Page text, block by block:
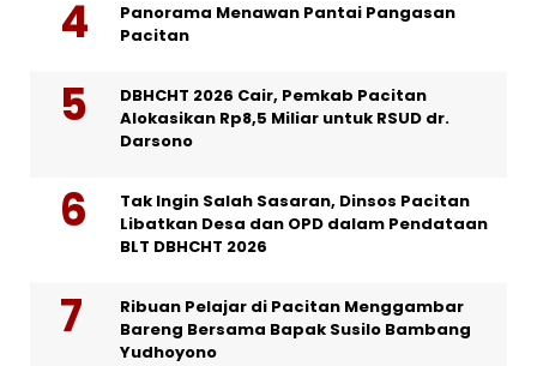
Panorama Menawan Pantai Pangasan
Pacitan
DBHCHT 2026 Cair, Pemkab Pacitan
Alokasikan Rp8,5 Miliar untuk RSUD dr.
Darsono
Tak Ingin Salah Sasaran, Dinsos Pacitan
Libatkan Desa dan OPD dalam Pendataan
BLT DBHCHT 2026
Ribuan Pelajar di Pacitan Menggambar
Bareng Bersama Bapak Susilo Bambang
Yudhoyono